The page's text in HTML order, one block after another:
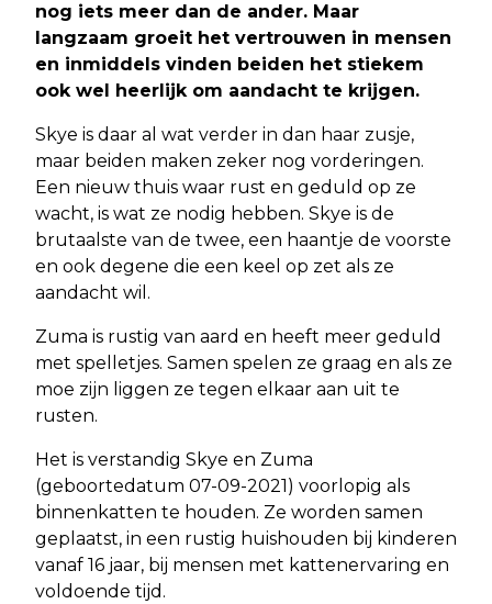
nog iets meer dan de ander. Maar
langzaam groeit het vertrouwen in mensen
en inmiddels vinden beiden het stiekem
ook wel heerlijk om aandacht te krijgen.
Skye is daar al wat verder in dan haar zusje,
maar beiden maken zeker nog vorderingen.
Een nieuw thuis waar rust en geduld op ze
wacht, is wat ze nodig hebben. Skye is de
brutaalste van de twee, een haantje de voorste
en ook degene die een keel op zet als ze
aandacht wil.
Zuma is rustig van aard en heeft meer geduld
met spelletjes. Samen spelen ze graag en als ze
moe zijn liggen ze tegen elkaar aan uit te
rusten.
Het is verstandig Skye en Zuma
(geboortedatum 07-09-2021) voorlopig als
binnenkatten te houden. Ze worden samen
geplaatst, in een rustig huishouden bij kinderen
vanaf 16 jaar, bij mensen met kattenervaring en
voldoende tijd.